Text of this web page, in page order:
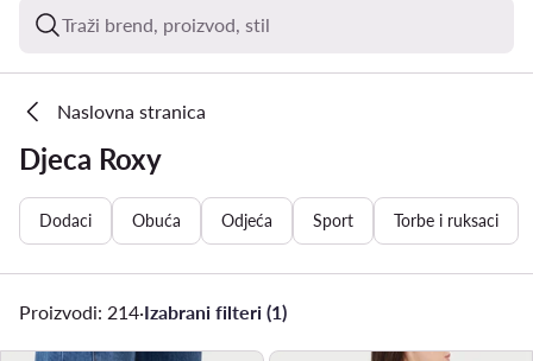
Traži brend, proizvod, stil
Naslovna stranica
Djeca Roxy
Dodaci Obuća Odjeća Sport Torbe i ruksaci
Proizvodi: 214·Izabrani filteri (1)